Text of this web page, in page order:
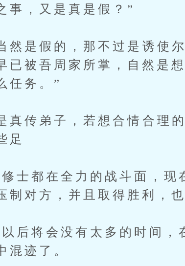
事，又是真是假？”
是假的，那不过是诱使
已被吾周家所掌，自然是
任务。”
传弟子，若想合情合理
足
士都在全力的战斗面，现
制对方，并且取得胜利，
后将会没有太多的时间，
混迹了。